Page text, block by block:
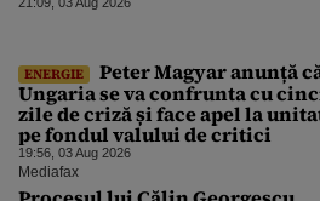
ENERGIE
Peter Magyar anunță
Ungaria se va confrunta cu
zile de criză și face apel la
pe fondul valului de critici
19:56, 03 Aug 2026
Mediafax